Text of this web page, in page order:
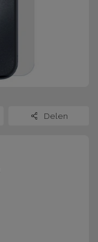
Delen